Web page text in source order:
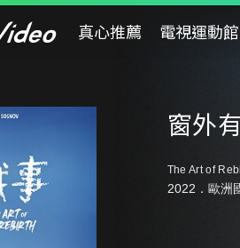
真心推薦 電視運動館
窗外
The Art of
2022．歐洲